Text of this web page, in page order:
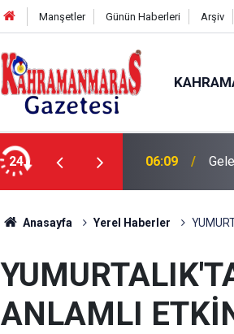
Manşetler Günün Haberleri Arşiv
24 06:09
Anasayfa Yerel Haberler
ANLAMLI